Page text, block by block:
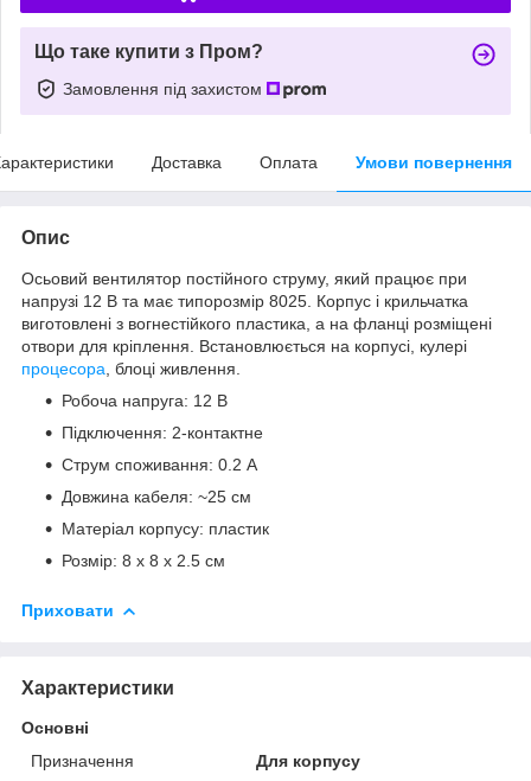
Що таке купити з Пром?
Замовлення під захистом
Доставка Оплата Умови повернення
Опис
Осьовий вентилятор постійного струму, який працює при
напрузі 12 В та має типорозмір 8025. Корпус і крильчатка
виготовлені з вогнестійкого пластика, а на фланці розміщені
отвори для кріплення. Встановлюється на корпусі, кулері
процесора , блоці живлення.
Робоча напруга: 12 В
Підключення: 2-контактне
Струм споживання: 0.2 А
Довжина кабеля: ~25 см
Матеріал корпусу: пластик
Розмір: 8 x 8 х 2.5 см
Приховати
Характеристики
Основні
Призначення
Для корпусу